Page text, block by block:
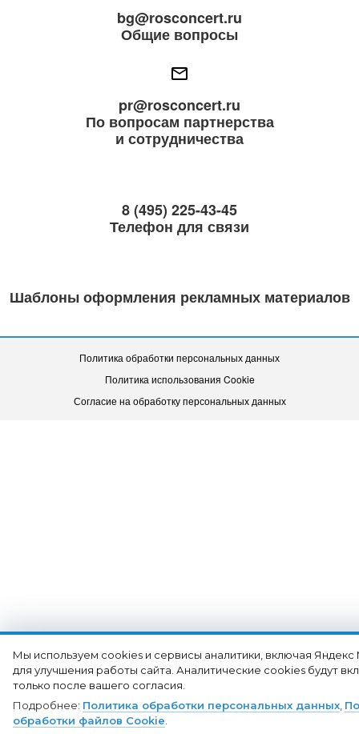
bg@rosconcert.ru
Общие вопросы
pr@rosconcert.ru
По вопросам партнерства
и сотрудничества
8 (495) 225-43-45
Телефон для связи
Шаблоны оформления рекламных материалов
Политика обработки персональных данных
Политика использования Cookie
Согласие на обработку персональных данных
Мы используем cookies и сервисы аналитики, включая Яндекс
для улучшения работы сайта. Аналитические cookies будут
только после вашего согласия.
Подробнее: Политика обработки персональных данных
обработки файлов Cookie